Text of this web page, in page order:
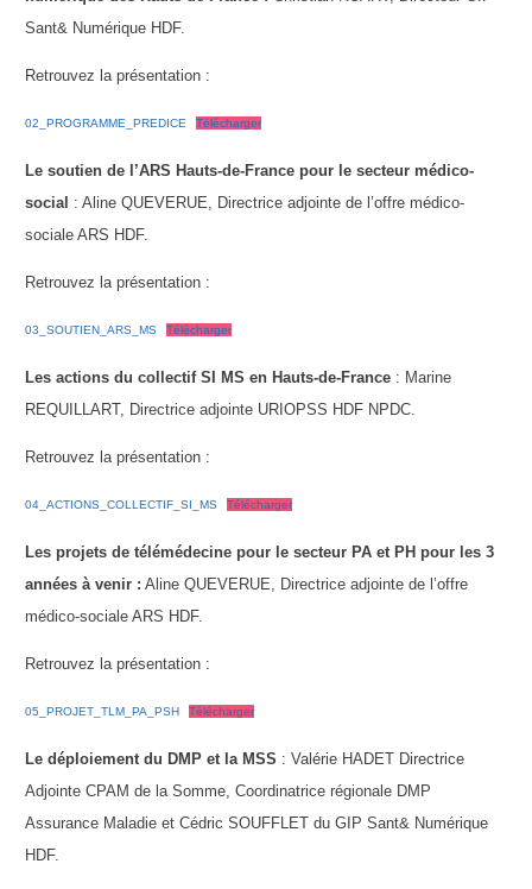
Sant& Numérique HDF.
Retrouvez la présentation :
02_PROGRAMME_PREDICE Télécharger
Le soutien de l’ARS Hauts-de-France pour le secteur médico-
social : Aline QUEVERUE, Directrice adjointe de l’offre médico-
sociale ARS HDF.
Retrouvez la présentation :
03_SOUTIEN_ARS_MS Télécharger
Les actions du collectif SI MS en Hauts-de-France : Marine
REQUILLART, Directrice adjointe URIOPSS HDF NPDC.
Retrouvez la présentation :
04_ACTIONS_COLLECTIF_SI_MS Télécharger
Les projets de télémédecine pour le secteur PA et PH pour les 3
années à venir : Aline QUEVERUE, Directrice adjointe de l’offre
médico-sociale ARS HDF.
Retrouvez la présentation :
05_PROJET_TLM_PA_PSH Télécharger
Le déploiement du DMP et la MSS : Valérie HADET Directrice
Adjointe CPAM de la Somme, Coordinatrice régionale DMP
Assurance Maladie et Cédric SOUFFLET du GIP Sant& Numérique
HDF.